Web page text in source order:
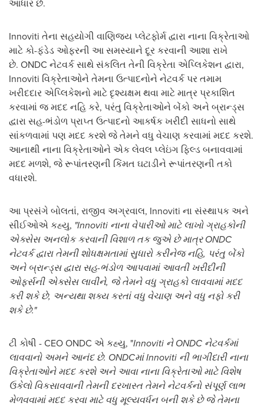
આધાર છે.
Innoviti તેના સહયોગી વાણિજ્ય પ્લેટફોર્મ દ્વારા નાના વિક્રેતાઓ
માટે કો-ફંડેડ ઓફરની આ સમસ્યાને દૂર કરવાની આશા રાખે
છે. ONDC નેટવર્ક સાથે સંકલિત તેની વિક્રેતા એપ્લિકેશન દ્વારા,
Innoviti વિક્રેતાઓને તેમના ઉત્પાદનોને નેટવર્ક પર તમામ
ખરીદદાર એપ્લિકેશનો માટે દૃશ્યક્ષમ થવા માટે માત્ર પ્રકાશિત
કરવામાં જ મદદ નહિ કરે, પરંતુ વિક્રેતાઓને બેંકો અને બ્રાન્ડ્સ
દ્વારા સહ-ભંડોળ પ્રાપ્ત ઉત્પાદનો આકર્ષક ખરીદી સાધનો સાથે
સાંકળવામાં પણ મદદ કરશે જે તેમને વધુ વેચાણ કરવામાં મદદ કરશે.
આનાથી નાના વિક્રેતાઓને એક લેવલ પ્લેઇંગ ફિલ્ડ બનાવવામાં
મદદ મળશે, જે રૂપાંતરણની કિંમત ઘટાડીને રૂપાંતરણની તકો
વધારશે.
આ પ્રસંગે બોલતાં, રાજીવ અગ્રવાલ, Innoviti ના સંસ્થાપક અને
સીઈઓએ કહ્યુ, "Innoviti નાના વેપારીઓ માટે લાખો ગ્રાહકોની
એક્સેસ અનલોક કરવાની વિશાળ તક જુએ છે માત્ર ONDC
નેટવર્ક દ્વારા તેમની શોધક્ષમતામાં સુધારો કરીનેજ નહિ, પરંતુ બેંકો
અને બ્રાન્ડ્સ દ્વારા સહ-ભંડોળ આપવામાં આવતી ખરીદીની
ઓફર્સની એક્સેસ લાવીને, જે તેમને વધુ ગ્રાહકો લાવવામાં મદદ
કરી શકે છે, અન્યથા શક્ય કરતાં વધુ વેચાણ અને વધુ નફો કરી
શકે છે."
ટી કોષી - CEO ONDC એ કહ્યુ, "Innoviti ને ONDC નેટવર્કમાં
લાવવાનો અમને આનંદ છે. ONDCમાં Innoviti ની ભાગીદારી નાના
વિક્રેતાઓને મદદ કરશે અને આવા નાના વિક્રેતાઓ માટે વિશેષ
ઉકેલો વિકસાવવાની તેમની દરખાસ્ત તેમને નેટવર્કનો સંપૂર્ણ લાભ
મેળવવામાં મદદ કરવા માટે વધુ મૂલ્યવર્ધન બની શકે છે જે તેમના